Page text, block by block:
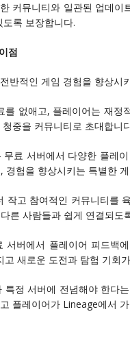
커뮤니티와 일관된 업데
록 보장합니다.
점
반적인 게임 경험을 향상시
를 없애고, 플레이어는 재
중을 커뮤니티로 초대합니
무료 서버에서 다양한 플레
험을 향상시키는 특별한
작고 참여적인 커뮤니티를
른 사람들과 쉽게 연결되도
서버에서 플레이어 피드백
새로운 도전과 탐험 기회
특정 서버에 전념해야 한다
플레이어가 Lineage에서